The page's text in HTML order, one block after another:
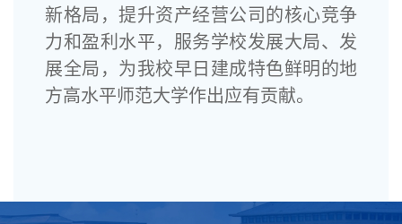
新格局，提升资产经营公司的核心竞争
力和盈利水平，服务学校发展大局、发
展全局，为我校早日建成特色鲜明的地
方高水平师范大学作出应有贡献。